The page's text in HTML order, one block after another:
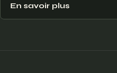
En savoir plus